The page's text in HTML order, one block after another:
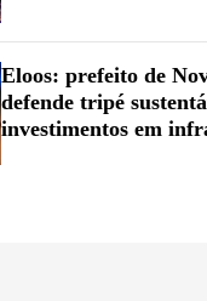
Eloos: prefeito de
defende tripé
investimentos em